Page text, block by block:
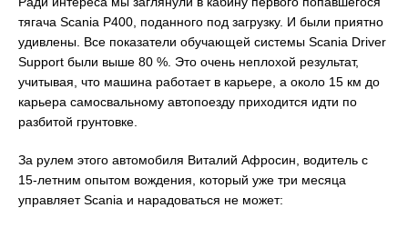
тягача Scania P400, поданного под загрузку. И были приятно
удивлены. Все показатели обучающей системы Scania Driver
Support были выше 80 %. Это очень неплохой результат,
учитывая, что машина работает в карьере, а около 15 км до
карьера самосвальному автопоезду приходится идти по
разбитой грунтовке.
За рулем этого автомобиля Виталий Афросин, водитель с
15-летним опытом вождения, который уже три месяца
управляет Scania и нарадоваться не может: